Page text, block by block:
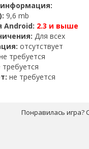
9,6 mb
Android: 2.3 и выше
Для всех
отсутствует
требуется
требуется
не требуется
Понравилась игра?